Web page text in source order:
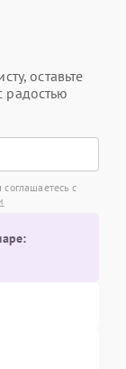
оставьте
радостью
с